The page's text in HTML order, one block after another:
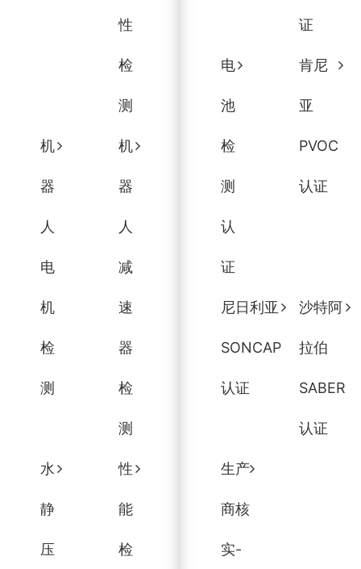
性
检
测
机
器
人
电
机
检
测
机
器
人
减
速
器
检
测
水
静
压
性
能
检
证
电
池
检
测
认
证
肯尼
亚
PVOC
认证
尼日利亚
SONCAP
认证
沙特阿
拉伯
SABER
认证
生产
商核
实-